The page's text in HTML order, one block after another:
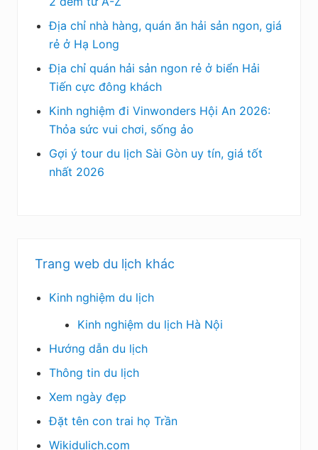
Địa chỉ nhà hàng, quán ăn hải sản ngon, giá
rẻ ở Hạ Long
Địa chỉ quán hải sản ngon rẻ ở biển Hải
Tiến cực đông khách
Kinh nghiệm đi Vinwonders Hội An 2026:
Thỏa sức vui chơi, sống ảo
Gợi ý tour du lịch Sài Gòn uy tín, giá tốt
nhất 2026
Trang web du lịch khác
Kinh nghiệm du lịch
Kinh nghiệm du lịch Hà Nội
Hướng dẫn du lịch
Thông tin du lịch
Xem ngày đẹp
Đặt tên con trai họ Trần
Wikidulich.com